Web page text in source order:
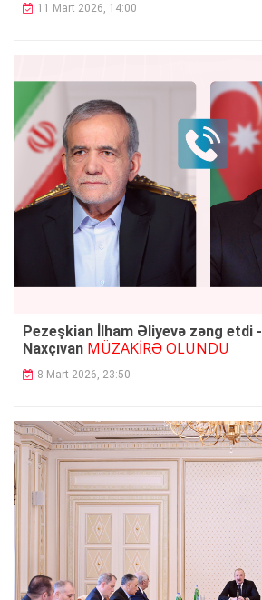
11 Mart 2026, 14:00
Pezeşkian İlham Əliyevə zəng etdi -
Naxçıvan MÜZAKİRƏ OLUNDU
8 Mart 2026, 23:50